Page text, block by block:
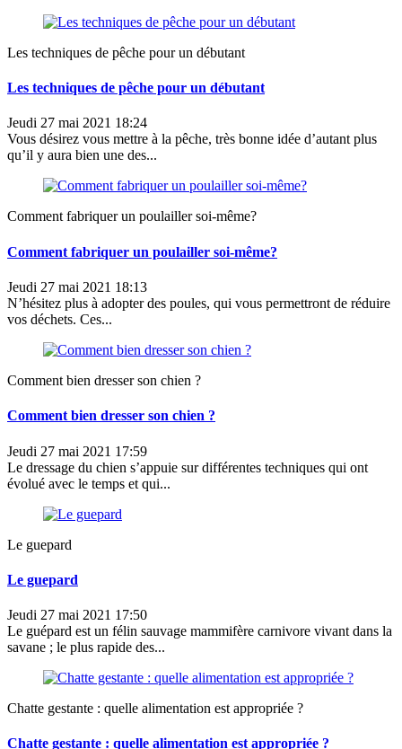
Les techniques de pêche pour un débutant
Les techniques de pêche pour un débutant
Jeudi 27 mai 2021 18:24
Vous désirez vous mettre à la pêche, très bonne idée d’autant plus
qu’il y aura bien une des...
Comment fabriquer un poulailler soi-même?
Comment fabriquer un poulailler soi-même?
Jeudi 27 mai 2021 18:13
N’hésitez plus à adopter des poules, qui vous permettront de réduire
vos déchets. Ces...
Comment bien dresser son chien ?
Comment bien dresser son chien ?
Jeudi 27 mai 2021 17:59
Le dressage du chien s’appuie sur différentes techniques qui ont
évolué avec le temps et qui...
Le guepard
Le guepard
Jeudi 27 mai 2021 17:50
Le guépard est un félin sauvage mammifère carnivore vivant dans la
savane ; le plus rapide des...
Chatte gestante : quelle alimentation est appropriée ?
Chatte gestante : quelle alimentation est appropriée ?